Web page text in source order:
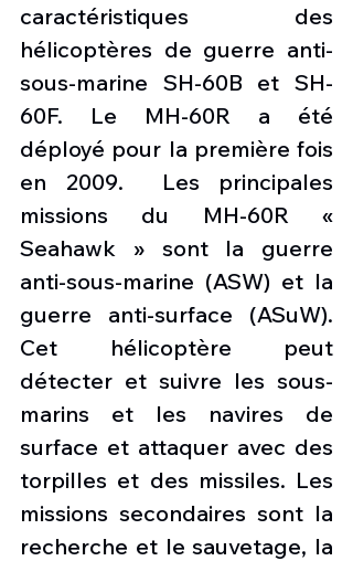
caractéristiques des
hélicoptères de guerre anti-
sous-marine SH-60B et SH-
60F. Le MH-60R a été
déployé pour la première fois
en 2009.  Les principales
missions du MH-60R «
Seahawk » sont la guerre
anti-sous-marine (ASW) et la
guerre anti-surface (ASuW).
Cet hélicoptère peut
détecter et suivre les sous-
marins et les navires de
surface et attaquer avec des
torpilles et des missiles. Les
missions secondaires sont la
recherche et le sauvetage, la